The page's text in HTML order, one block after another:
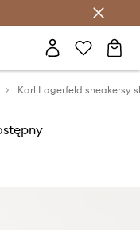
>